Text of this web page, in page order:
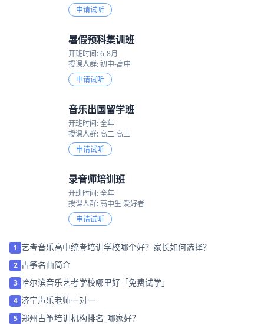
申请试听
暑假预科集训班
开班时间: 6-8月
授课人群: 初中-高中
申请试听
音乐出国留学班
开班时间: 全年
授课人群: 高二 高三
申请试听
录音师培训班
开班时间: 全年
授课人群: 高中生 爱好者
申请试听
1 艺考音乐高中统考培训学校哪个好？家长如何选择？
2 古筝名曲简介
3 哈尔滨音乐艺考学校哪里好「免费试学」
4 济宁声乐老师一对一
5 郑州古筝培训机构排名_哪家好？